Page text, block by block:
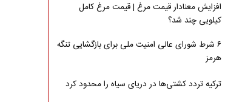
افزایش معنادار قیمت مرغ | قیمت مرغ کامل
کیلویی چند شد؟
۶ شرط شورای عالی امنیت ملی برای بازگشایی تنگه
هرمز
ترکیه تردد کشتی‌ها در دریای سیاه را محدود کرد